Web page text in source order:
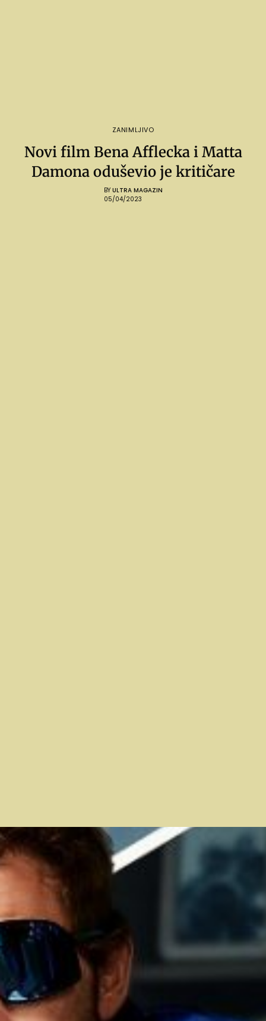
ZANIMLJIVO
Novi film Bena Afflecka i Matta
Damona oduševio je kritičare
BY ULTRA MAGAZIN
05/04/2023